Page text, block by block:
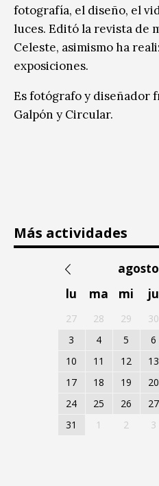
fotografía, el diseño, el
luces. Editó la revista de
Celeste, asimismo ha
exposiciones.
Es fotógrafo y diseñador
Galpón y Circular.
Más actividades
lu
ma mi ju
27 28 29 30
3
4 5 6
10
11 12 13
17
18 19 20
24
25 26 27
31
1 2 3